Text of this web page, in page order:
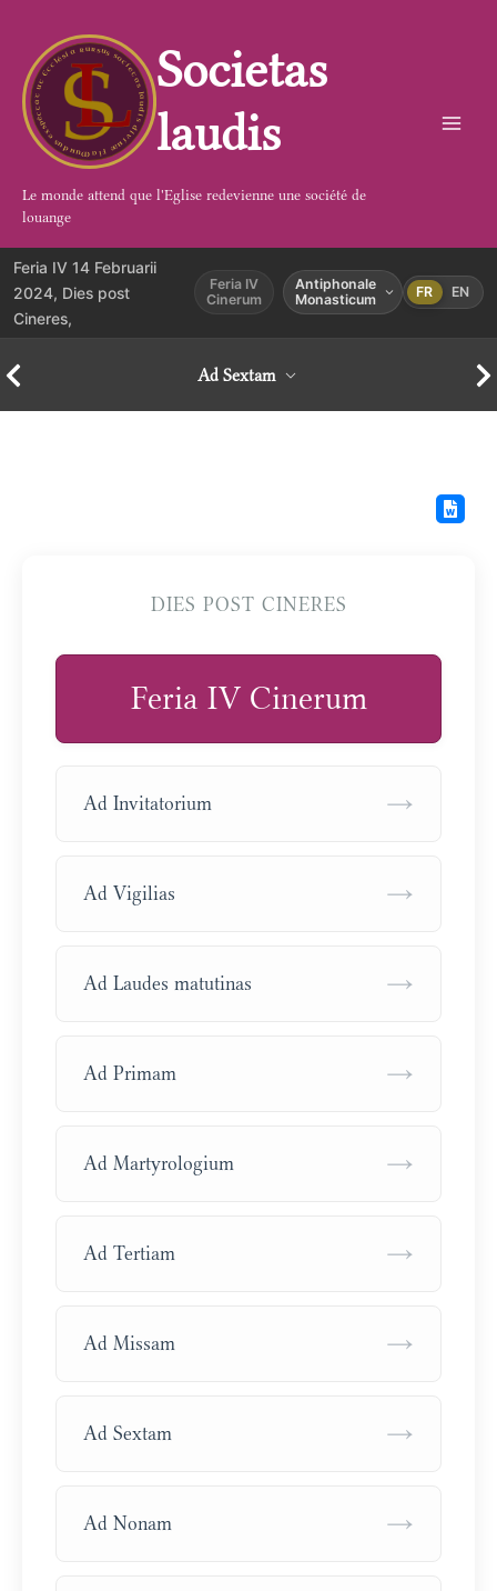
contenu
Societas
laudis
Le monde attend que l'Eglise redevienne une société de
louange
Feria IV 14 Februarii
2024, Dies post
Cineres,
Feria IV
Cinerum
Antiphonale
Monasticum
FR EN
Ad Sextam
DIES POST CINERES
Feria IV Cinerum
Ad Invitatorium →
Ad Vigilias →
Ad Laudes matutinas →
Ad Primam →
Ad Martyrologium →
Ad Tertiam →
Ad Missam →
Ad Sextam →
Ad Nonam →